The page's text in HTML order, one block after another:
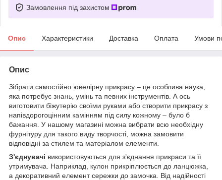
Замовлення під захистом
Опис Характеристики Доставка Оплата Умови
Опис
Зібрати самостійно ювелірну прикрасу – це особлива наука,
яка потребує знань, умінь та певних інструментів. А ось
виготовити біжутерію своїми руками або створити прикрасу з
напівдорогоцінним камінням під силу кожному – було б
бажання. У нашому магазині можна вибрати всю необхідну
фурнітуру для такого виду творчості, можна замовити
відповідні за стилем та матеріалом елементи.
З'єднувачі використовуються для з'єднання прикраси та її
утримувача. Наприклад, кулон прикріплюється до ланцюжка,
а декоративний елемент сережки до замочка. Від надійності